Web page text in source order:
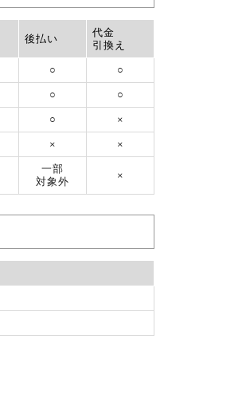
後払い
代金
引換え
○ ○
○ ○
○ ×
× ×
一部
対象外
×